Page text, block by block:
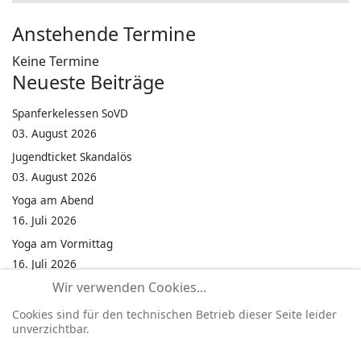
Anstehende Termine
Keine Termine
Neueste Beiträge
Spanferkelessen SoVD
03. August 2026
Jugendticket Skandalös
03. August 2026
Yoga am Abend
16. Juli 2026
Yoga am Vormittag
16. Juli 2026
Pilates am Abend
16. Juli 2026
Jumping Fitness Intervall
Wir verwenden Cookies...
Cookies sind für den technischen Betrieb dieser Seite leider
unverzichtbar.